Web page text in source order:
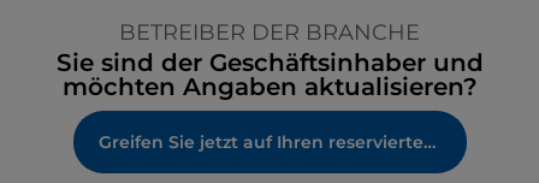
BETREIBER DER BRANCHE
Sie sind der Geschäftsinhaber und
möchten Angaben aktualisieren?
Greifen Sie jetzt auf Ihren reservierten Bereich zu